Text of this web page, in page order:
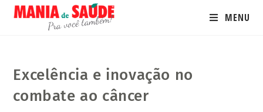
MENU
Excelência e inovação no
combate ao câncer